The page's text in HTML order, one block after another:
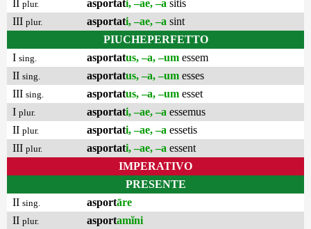
plur. asportati, –ae, –a sitis
III plur. asportati, –ae, –a sint
PIUCHEPERFETTO
I sing. asportatus, –a, –um essem
II sing. asportatus, –a, –um esses
III sing. asportatus, –a, –um esset
I plur. asportati, –ae, –a essemus
II plur. asportati, –ae, –a essetis
III plur. asportati, –ae, –a essent
IMPERATIVO
PRESENTE
II sing. asportāre
II plur. asportamĭni